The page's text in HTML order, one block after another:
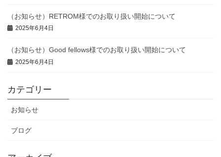
（お知らせ）RETROM様でのお取り扱い開始について
2025年6月4日
（お知らせ）Good fellows様でのお取り扱い開始について
2025年6月4日
カテゴリー
お知らせ
ブログ